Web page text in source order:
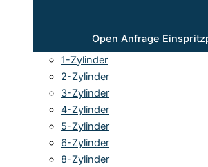
Open Anfrage
1-Zylinder
2-Zylinder
3-Zylinder
4-Zylinder
5-Zylinder
6-Zylinder
8-Zylinder